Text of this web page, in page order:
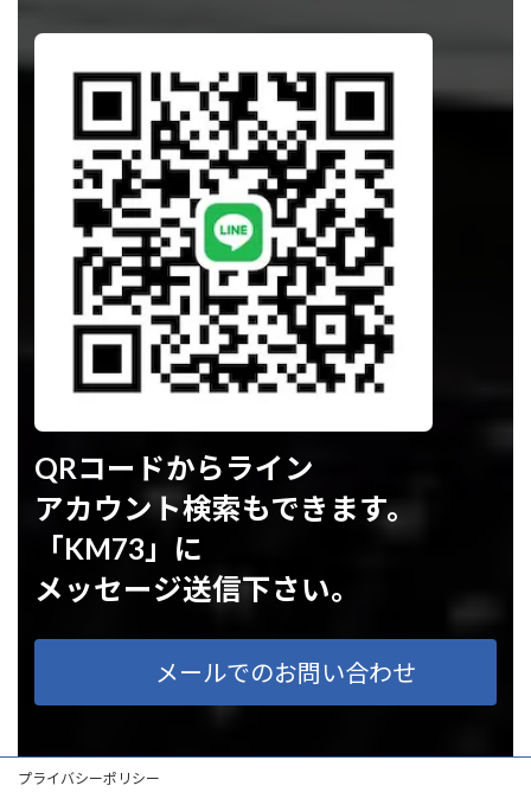
QRコードからライン
アカウント検索もできます。
「KM73」に
メッセージ送信下さい。
メールでのお問い合わせ
プライバシーポリシー